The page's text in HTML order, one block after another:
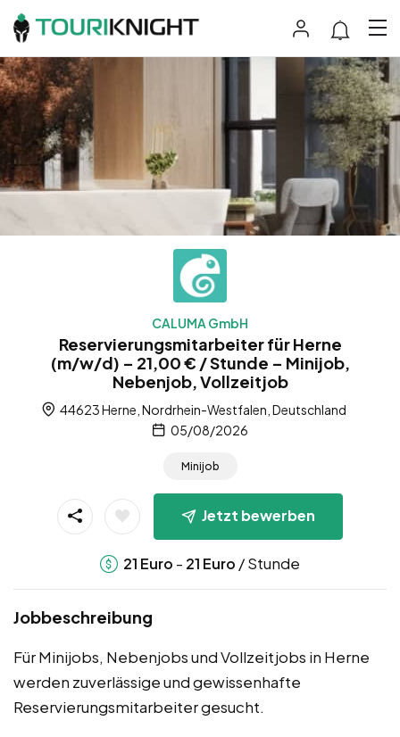
CALUMA GmbH
Reservierungsmitarbeiter für Herne
(m/w/d) – 21,00 € / Stunde – Minijob,
Nebenjob, Vollzeitjob
44623 Herne, Nordrhein-Westfalen, Deutschland
05/08/2026
Minijob
Jetzt bewerben
21 Euro - 21 Euro / Stunde
Jobbeschreibung
Für Minijobs, Nebenjobs und Vollzeitjobs in Herne
werden zuverlässige und gewissenhafte
Reservierungsmitarbeiter gesucht.